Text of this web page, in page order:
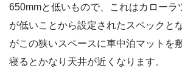
650mmと低いもので、これはカローラ
が低いことから設定されたスペックと
がこの狭いスペースに車中泊マットを
寝るとかなり天井が近くなります。